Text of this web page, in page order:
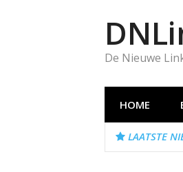
De Nieuwe
HOME
LAATSTE